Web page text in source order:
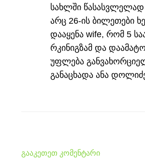
სახლში წასასვლელად
არც 26-ის ბილეთები
დააყენა wife, რომ 5
რკინიგზამ და
უფლება
განაცხადა ანა
გააკეთეთ კომენტარი